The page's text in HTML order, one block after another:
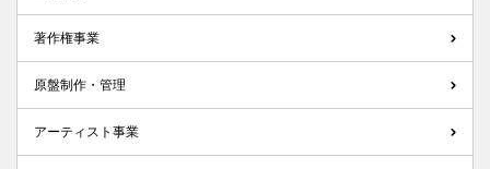
著作権事業
原盤制作・管理
アーティスト事業